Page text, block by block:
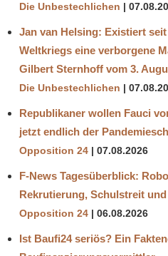
Die Unbestechlichen
Jan van Helsing: Existiert
Weltkriegs eine verborgene
Gilbert Sternhoff vom 3.
Die Unbestechlichen
Republikaner wollen Fauci
jetzt endlich der
Opposition 24 07.08.2026
F-News Tagesüberblick:
Rekrutierung, Schulstreit
Opposition 24 06.08.2026
Ist Baufi24 seriös? Ein